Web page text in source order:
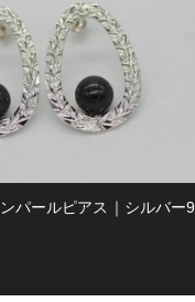
パールピアス｜シルバー9